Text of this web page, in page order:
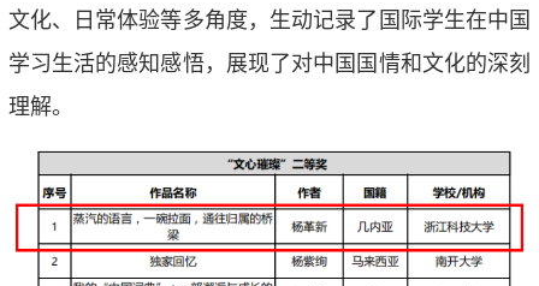
文化、日常体验等多角度，生动记录了国际学生在中国
学习生活的感知感悟，展现了对中国国情和文化的深刻
理解。